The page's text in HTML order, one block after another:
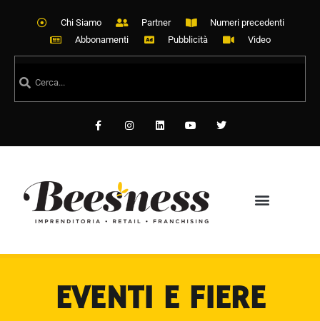
Chi Siamo Partner
Numeri precedenti
Abbonamenti
Pubblicità Video
EVENTI E FIERE